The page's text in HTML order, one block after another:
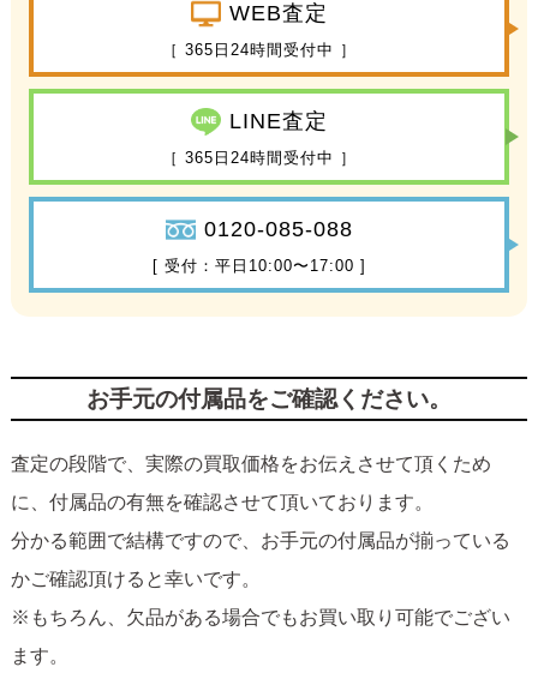
WEB査定
［ 365日24時間受付中 ］
LINE査定
［ 365日24時間受付中 ］
0120-085-088
[ 受付：平日10:00〜17:00 ]
お手元の付属品をご確認ください。
査定の段階で、実際の買取価格をお伝えさせて頂くため
に、付属品の有無を確認させて頂いております。
分かる範囲で結構ですので、お手元の付属品が揃っている
かご確認頂けると幸いです。
※もちろん、欠品がある場合でもお買い取り可能でござい
ます。